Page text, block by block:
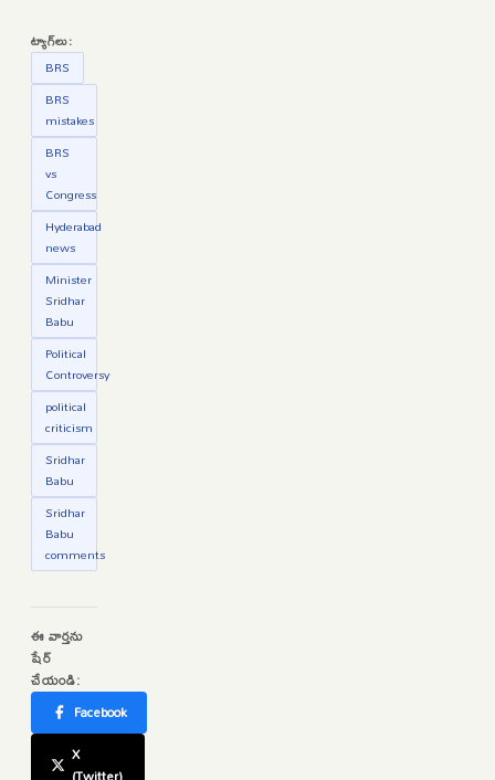
ట్యాగ్‌లు:
BRS
BRS
mistakes
BRS
vs
Congress
Hyderabad
news
Minister
Sridhar
Babu
Political
Controversy
political
criticism
Sridhar
Babu
Sridhar
Babu
comments
ఈ వార్తను
షేర్
చేయండి:
Facebook
X